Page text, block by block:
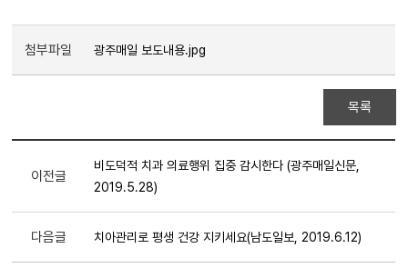
첨부파일 광주매일 보도내용.jpg
목록
이전글
비도덕적 치과 의료행위 집중 감시한다 (광주매일신문,
2019.5.28)
다음글 치아관리로 평생 건강 지키세요(남도일보, 2019.6.12)